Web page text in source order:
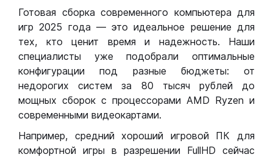
Готовая сборка современного компьютера для
игр 2025 года — это идеальное решение для
тех, кто ценит время и надежность. Наши
специалисты уже подобрали оптимальные
конфигурации под разные бюджеты: от
недорогих систем за 80 тысяч рублей до
мощных сборок с процессорами AMD Ryzen и
современными видеокартами.
Например, средний хороший игровой ПК для
комфортной игры в разрешении FullHD сейчас